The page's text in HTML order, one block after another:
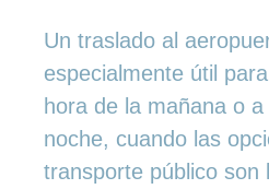
Un traslado al
especialmente útil
hora de la mañana o
noche, cuando las
transporte público son